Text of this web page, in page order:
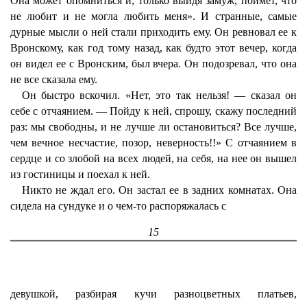
не любит и не могла любить меня». И странные, самые
дурные мысли о ней стали приходить ему. Он ревновал ее к
Вронскому, как год тому назад, как будто этот вечер, когда
он видел ее с Вронским, был вчера. Он подозревал, что она
не все сказала ему.
Он быстро вскочил. «Нет, это так нельзя! — сказал он
себе с отчаянием. — Пойду к ней, спрошу, скажу последний
раз: мы свободны, и не лучше ли остановиться? Все лучше,
чем вечное несчастие, позор, неверность!!» С отчаянием в
сердце и со злобой на всех людей, на себя, на нее он вышел
из гостиницы и поехал к ней.
Никто не ждал его. Он застал ее в задних комнатах. Она
сидела на сундуке и о чем-то распоряжалась с
15
девушкой, разбирая кучи разноцветных платьев,